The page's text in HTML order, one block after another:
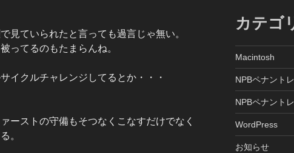
見ていられたと言っても過言じゃ無い。
ってるのもたまらんね。
イクルチャレンジしてるとか・・・
ーストの守備もそつなくこなすだけでなく
。
カテゴ
Macintosh
NPBペナント
NPBペナント
WordPress
お知らせ